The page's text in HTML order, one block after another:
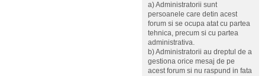
a) Administratorii sunt
persoanele care detin acest
forum si se ocupa atat cu partea
tehnica, precum si cu partea
administrativa.
b) Administratorii au dreptul de a
gestiona orice mesaj de pe
acest forum si nu raspund in fata